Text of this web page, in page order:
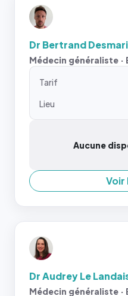
Dr Bertrand
Médecin généraliste ·
Tarif
Lieu
Aucune
Voir
Dr Audrey Le
Médecin généraliste ·